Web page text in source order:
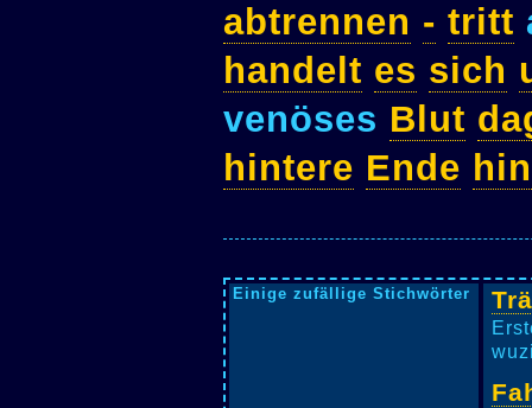
abtrennen - tritt
handelt es sich
venöses Blut
hintere Ende hin
Einige zufällige Stichwörter